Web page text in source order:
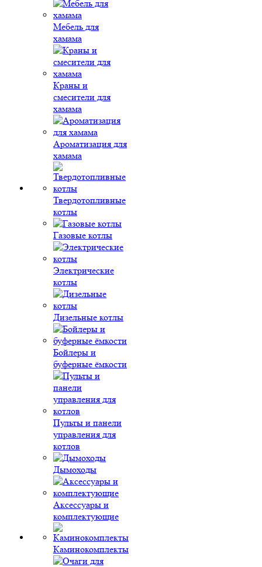
Мебель для
хамама
Краны и
смесители для
хамама
Ароматизация для
хамама
Твердотопливные
котлы
Газовые котлы
Электрические
котлы
Дизельные котлы
Бойлеры и
буферные ёмкости
Пульты и панели
управления для
котлов
Дымоходы
Аксессуары и
комплектующие
Каминокомплекты